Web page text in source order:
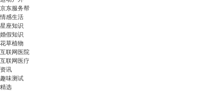
京东服务帮
情感生活
星座知识
婚假知识
花草植物
互联网医院
互联网医疗
资讯
趣味测试
精选